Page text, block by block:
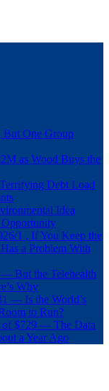
But One Group
as Wood Buys the
Debt Load
Idea
1 , If You Keep the
a Problem With
But the Telehealth
Why
— Is the World’s
to Run?
$729 — The Data
a Year Ago